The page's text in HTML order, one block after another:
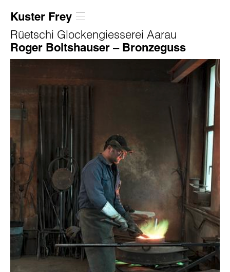
Kuster Frey
Rüetschi Glockengiesserei Aarau
Roger Boltshauser – Bronzeguss